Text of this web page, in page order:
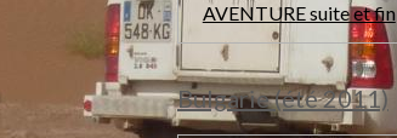
AVENTURE suite et fin
Bulgarie (été 2011)